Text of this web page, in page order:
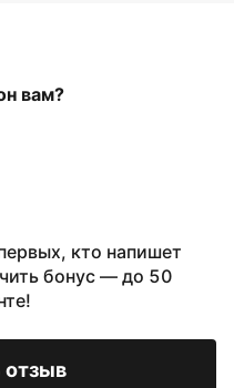
вам?
кто напишет
бонус — до 50
отзыв